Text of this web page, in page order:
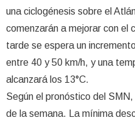
una ciclogénesis sobre el
comenzarán a mejorar con el
tarde se espera un
entre 40 y 50 km/h, y una
alcanzará los 13°C.
Según el pronóstico del
de la semana. La mínima